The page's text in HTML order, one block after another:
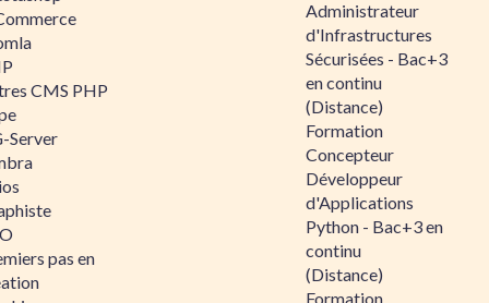
CMS PHP
Server
pas en
Administrateur
d'Infrastructures
Sécurisées - Bac+3
en continu
(Distance)
Formation
Concepteur
Développeur
d'Applications
Python - Bac+3 en
continu
(Distance)
Formation